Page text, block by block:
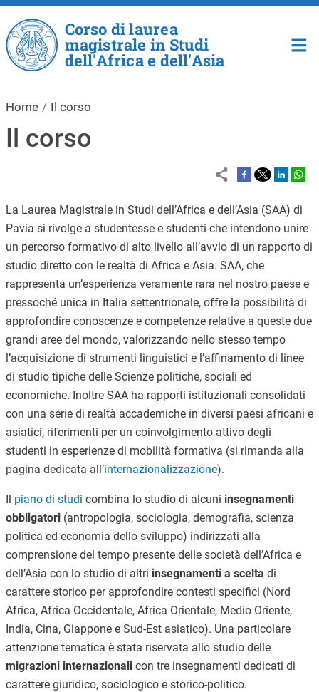
Salta al contenuto principale
Corso di laurea
magistrale in Studi
dell'Africa e dell'Asia
Home Il corso
Il corso
La Laurea Magistrale in Studi dell’Africa e dell’Asia (SAA) di
Pavia si rivolge a studentesse e studenti che intendono unire
un percorso formativo di alto livello all’avvio di un rapporto di
studio diretto con le realtà di Africa e Asia. SAA, che
rappresenta un’esperienza veramente rara nel nostro paese e
pressoché unica in Italia settentrionale, offre la possibilità di
approfondire conoscenze e competenze relative a queste due
grandi aree del mondo, valorizzando nello stesso tempo
l’acquisizione di strumenti linguistici e l’affinamento di linee
di studio tipiche delle Scienze politiche, sociali ed
economiche. Inoltre SAA ha rapporti istituzionali consolidati
con una serie di realtà accademiche in diversi paesi africani e
asiatici, riferimenti per un coinvolgimento attivo degli
studenti in esperienze di mobilità formativa (si rimanda alla
pagina dedicata all’internazionalizzazione).
Il piano di studi combina lo studio di alcuni insegnamenti
obbligatori(antropologia, sociologia, demografia, scienza
politica ed economia dello sviluppo) indirizzati alla
comprensione del tempo presente delle società dell’Africa e
dell’Asia con lo studio di altri insegnamenti a scelta di
carattere storico per approfondire contesti specifici (Nord
Africa, Africa Occidentale, Africa Orientale, Medio Oriente,
India, Cina, Giappone e Sud-Est asiatico). Una particolare
attenzione tematica è stata riservata allo studio delle
migrazioni internazionalicon tre insegnamenti dedicati di
carattere giuridico, sociologico e storico-politico.